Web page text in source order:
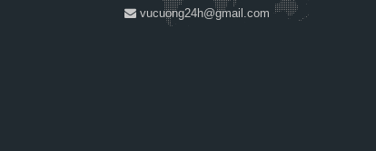
vucuong24h@gmail.com